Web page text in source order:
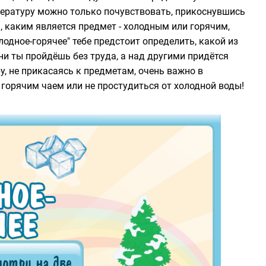
можно только почувствовать, прикоснувшись
является предмет - холодным или горячим,
горячее" тебе предстоит определить, какой из
ты пройдёшь без труда, а над другими придётся
не прикасаясь к предметам, очень важно в
чаем или не простудиться от холодной воды!